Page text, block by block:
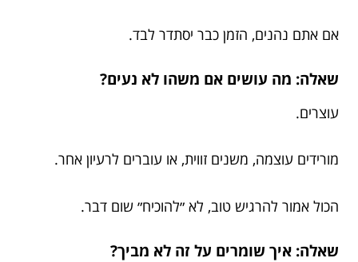
אם אתם נהנים, הזמן כבר יסתדר לבד.
שאלה: מה עושים אם משהו לא נעים?
עוצרים.
מורידים עוצמה, משנים זווית, או עוברים לרעיון אחר.
הכול אמור להרגיש טוב, לא ״להוכיח״ שום דבר.
שאלה: איך שומרים על זה לא מביך?